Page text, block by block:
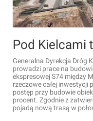
Generalna Dyrekcja Dróg
prowadzi prace na
ekspresowej S74 między
rzeczowe całej inwestycji
postęp przy budowie
procent. Zgodnie z
pojadą nową trasą w